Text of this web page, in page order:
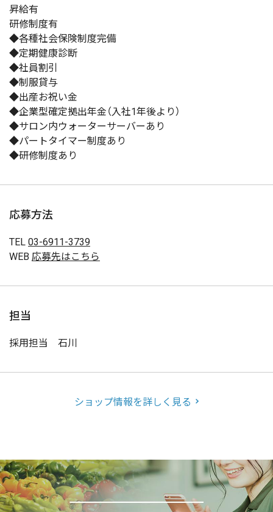
昇給有
研修制度有
◆各種社会保険制度完備
◆定期健康診断
◆社員割引
◆制服貸与
◆出産お祝い金
◆企業型確定拠出年金（入社1年後より）
◆サロン内ウォーターサーバーあり
◆パートタイマー制度あり
◆研修制度あり
応募方法
TEL 03-6911-3739
WEB 応募先はこちら
担当
採用担当 石川
ショップ情報を詳しく見る